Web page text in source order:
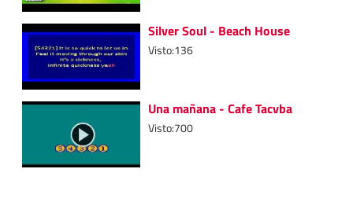
Silver Soul - Beach House
Visto:136
Una mañana - Cafe Tacvba
Visto:700